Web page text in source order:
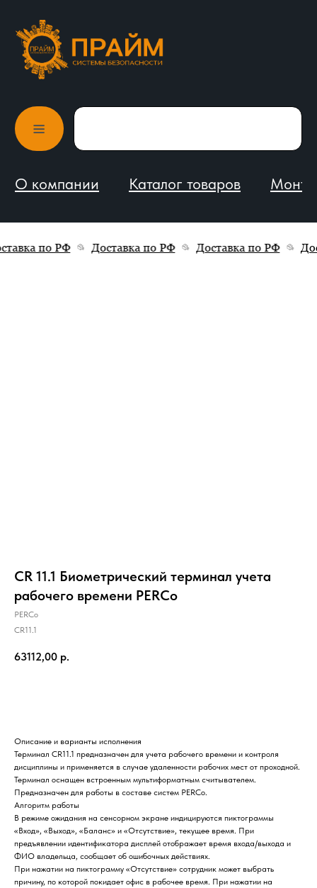
О компании
по РФ Доставка по РФ Доставка по РФ
CR 11.1 Биометрический терминал учета
рабочего времени PERCo
PERCo
CR11.1
63112,00 р.
Описание и варианты исполнения
Терминал CR11.1 предназначен для учета рабочего времени и контроля
дисциплины и применяется в случае удаленности рабочих мест от проходной.
Терминал оснащен встроенным мультиформатным считывателем.
Предназначен для работы в составе систем PERCo.
Алгоритм работы
В режиме ожидания на сенсорном экране индицируются пиктограммы
«Вход», «Выход», «Баланс» и «Отсутствие», текущее время. При
предъявлении идентификатора дисплей отображает время входа/выхода и
ФИО владельца, сообщает об ошибочных действиях.
При нажатии на пиктограмму «Отсутствие» сотрудник может выбрать
причину, по которой покидает офис в рабочее время. При нажатии на